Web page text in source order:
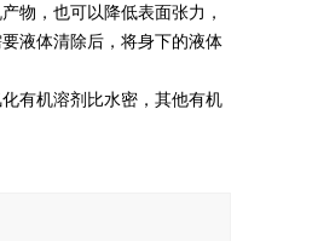
物，也可以降低表面张力，
液体清除后，将身下的液体
有机溶剂比水密，其他有机